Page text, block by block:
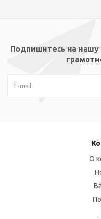
Подпишитесь на нашу
О